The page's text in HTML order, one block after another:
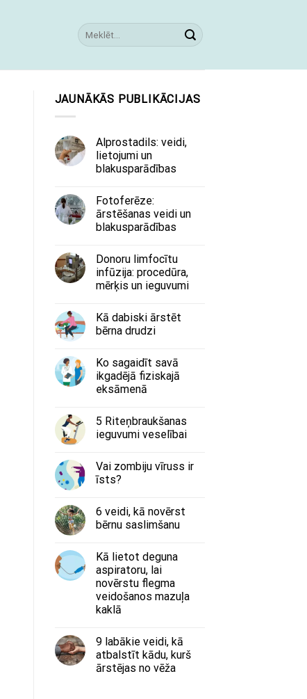
JAUNĀKĀS PUBLIKĀCIJAS
Alprostadils: veidi,
lietojumi un
blakusparādības
Fotoferēze:
ārstēšanas veidi un
blakusparādības
Donoru limfocītu
infūzija: procedūra,
mērķis un ieguvumi
Kā dabiski ārstēt
bērna drudzi
Ko sagaidīt savā
ikgadējā fiziskajā
eksāmenā
5 Riteņbraukšanas
ieguvumi veselībai
Vai zombiju vīruss ir
īsts?
6 veidi, kā novērst
bērnu saslimšanu
Kā lietot deguna
aspiratoru, lai
novērstu flegma
veidošanos mazuļa
kaklā
9 labākie veidi, kā
atbalstīt kādu, kurš
ārstējas no vēža